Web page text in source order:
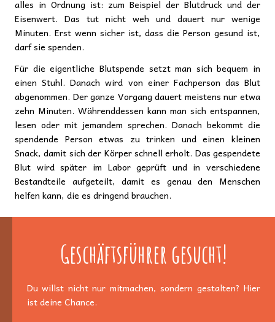
alles in Ordnung ist: zum Beispiel der Blutdruck und der
Eisenwert. Das tut nicht weh und dauert nur wenige
Minuten. Erst wenn sicher ist, dass die Person gesund ist,
darf sie spenden.
Für die eigentliche Blutspende setzt man sich bequem in
einen Stuhl. Danach wird von einer Fachperson das Blut
abgenommen. Der ganze Vorgang dauert meistens nur etwa
zehn Minuten. Währenddessen kann man sich entspannen,
lesen oder mit jemandem sprechen. Danach bekommt die
spendende Person etwas zu trinken und einen kleinen
Snack, damit sich der Körper schnell erholt. Das gespendete
Blut wird später im Labor geprüft und in verschiedene
Bestandteile aufgeteilt, damit es genau den Menschen
helfen kann, die es dringend brauchen.
Geschäftsführer gesucht!
Du willst nicht nur mitmachen, sondern gestalten? Hier
ist deine Chance.